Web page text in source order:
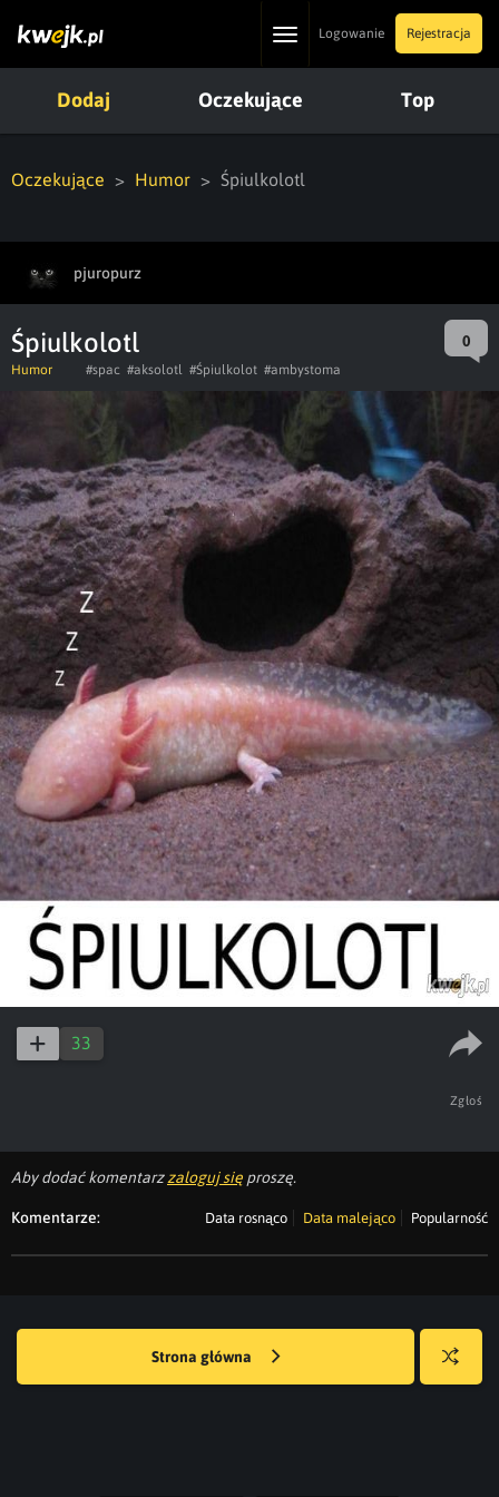
ToggleLogowanie Rejestracja
Dodaj Oczekujące Top
Oczekujące Humor Śpiulkolotl
pjuropurz
Śpiulkolotl 0
Humor #spac #aksolotl #Śpiulkolot #ambystoma
33
Zgłoś
Aby dodać komentarzzaloguj się proszę.
Komentarze: Data rosnąco Data malejąco Popularność
Strona główna